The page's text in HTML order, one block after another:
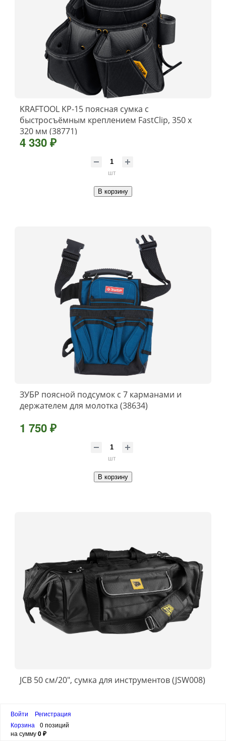
KRAFTOOL KP-15 поясная сумка с
быстросъёмным креплением FastClip, 350 х
320 мм (38771)
4 330 ₽
шт
В корзину
ЗУБР поясной подсумок с 7 карманами и
держателем для молотка (38634)
1 750 ₽
шт
В корзину
JCB 50 см/20″, сумка для инструментов (JSW008)
6 490 ₽
Войти
Регистрация
Корзина
0 позиций
на сумму0 ₽